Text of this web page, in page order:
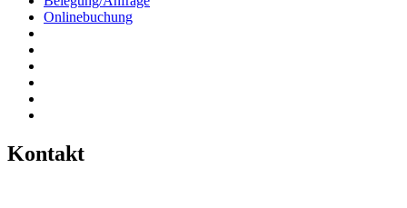
Onlinebuchung
Kontakt